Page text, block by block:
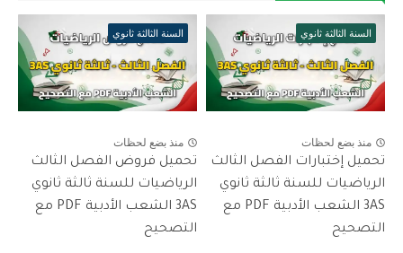
السنة الثالثة ثانوي
منذ بضع لحظات
تحميل إختبارات الفصل الثالث
الرياضيات للسنة ثالثة ثانوي
3AS الشعب الأدبية PDF مع
التصحيح
السنة الثالثة ثانوي
منذ بضع لحظات
تحميل فروض الفصل الثالث
الرياضيات للسنة ثالثة ثانوي
3AS الشعب الأدبية PDF مع
التصحيح